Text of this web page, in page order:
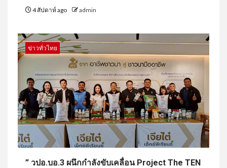
4 สัปดาห์ ago admin
ข่าวทั่วไทย
” วปอ.บอ.3 ผนึกกำลังขับเคลื่อน Project The TEN